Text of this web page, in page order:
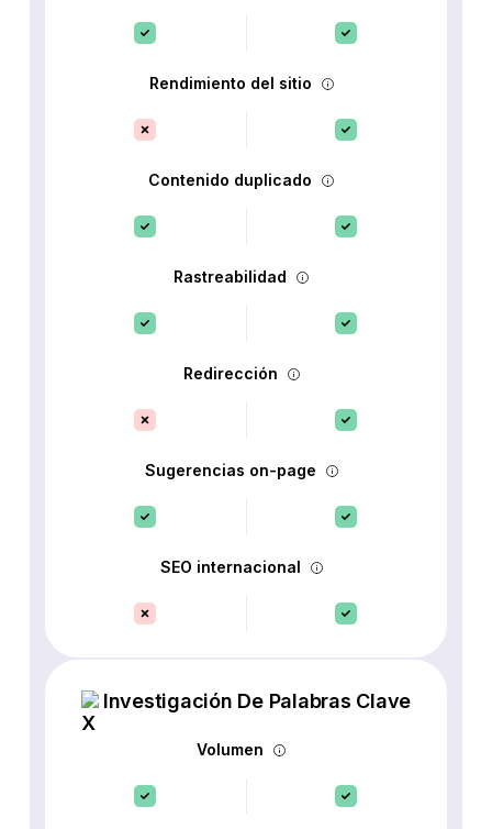
Rendimiento del sitio
Contenido duplicado
Rastreabilidad
Redirección
Sugerencias on-page
SEO internacional
Investigación De Palabras Clave
Volumen